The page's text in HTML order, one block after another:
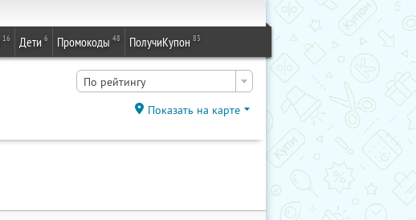
16 Дети 6 Промокоды 48 ПолучиКупон 83
По рейтингу
Показать на карте